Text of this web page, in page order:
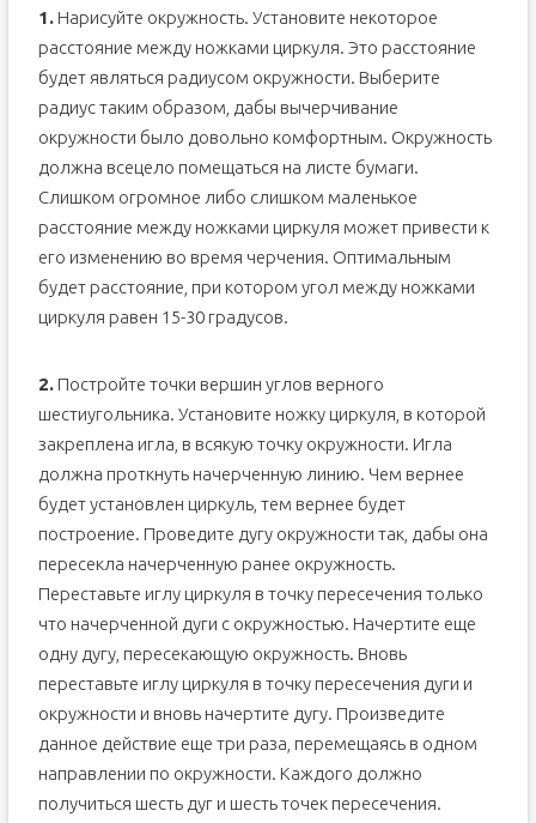
1.Нарисуйте окружность. Установите некоторое
расстояние между ножками циркуля. Это расстояние
будет являться радиусом окружности. Выберите
радиус таким образом, дабы вычерчивание
окружности было довольно комфортным. Окружность
должна всецело помещаться на листе бумаги.
Слишком огромное либо слишком маленькое
расстояние между ножками циркуля может привести к
его изменению во время черчения. Оптимальным
будет расстояние, при котором угол между ножками
циркуля равен 15-30 градусов.
2.Постройте точки вершин углов верного
шестиугольника. Установите ножку циркуля, в которой
закреплена игла, в всякую точку окружности. Игла
должна проткнуть начерченную линию. Чем вернее
будет установлен циркуль, тем вернее будет
построение. Проведите дугу окружности так, дабы она
пересекла начерченную ранее окружность.
Переставьте иглу циркуля в точку пересечения только
что начерченной дуги с окружностью. Начертите еще
одну дугу, пересекающую окружность. Вновь
переставьте иглу циркуля в точку пересечения дуги и
окружности и вновь начертите дугу. Произведите
данное действие еще три раза, перемещаясь в одном
направлении по окружности. Каждого должно
получиться шесть дуг и шесть точек пересечения.